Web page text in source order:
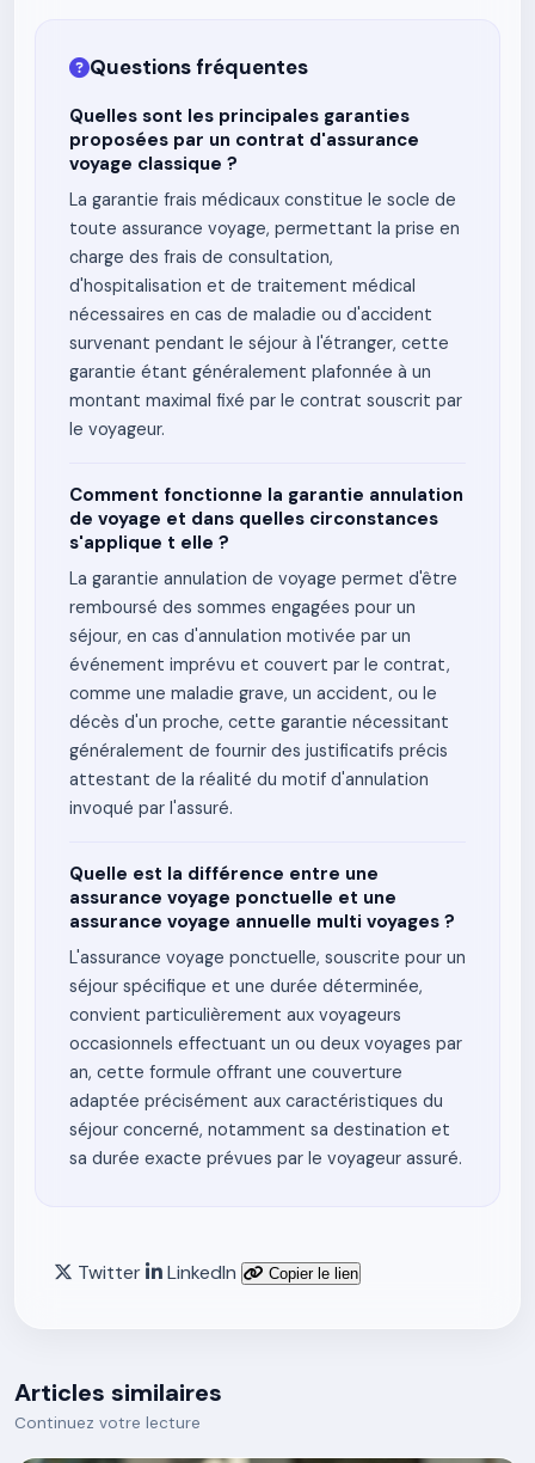
Questions fréquentes
Quelles sont les principales garanties
proposées par un contrat d'assurance
voyage classique ?
La garantie frais médicaux constitue le socle de
toute assurance voyage, permettant la prise en
charge des frais de consultation,
d'hospitalisation et de traitement médical
nécessaires en cas de maladie ou d'accident
survenant pendant le séjour à l'étranger, cette
garantie étant généralement plafonnée à un
montant maximal fixé par le contrat souscrit par
le voyageur.
Comment fonctionne la garantie annulation
de voyage et dans quelles circonstances
s'applique t elle ?
La garantie annulation de voyage permet d'être
remboursé des sommes engagées pour un
séjour, en cas d'annulation motivée par un
événement imprévu et couvert par le contrat,
comme une maladie grave, un accident, ou le
décès d'un proche, cette garantie nécessitant
généralement de fournir des justificatifs précis
attestant de la réalité du motif d'annulation
invoqué par l'assuré.
Quelle est la différence entre une
assurance voyage ponctuelle et une
assurance voyage annuelle multi voyages ?
L'assurance voyage ponctuelle, souscrite pour un
séjour spécifique et une durée déterminée,
convient particulièrement aux voyageurs
occasionnels effectuant un ou deux voyages par
an, cette formule offrant une couverture
adaptée précisément aux caractéristiques du
séjour concerné, notamment sa destination et
sa durée exacte prévues par le voyageur assuré.
Twitter LinkedIn Copier le lien
Articles similaires
Continuez votre lecture